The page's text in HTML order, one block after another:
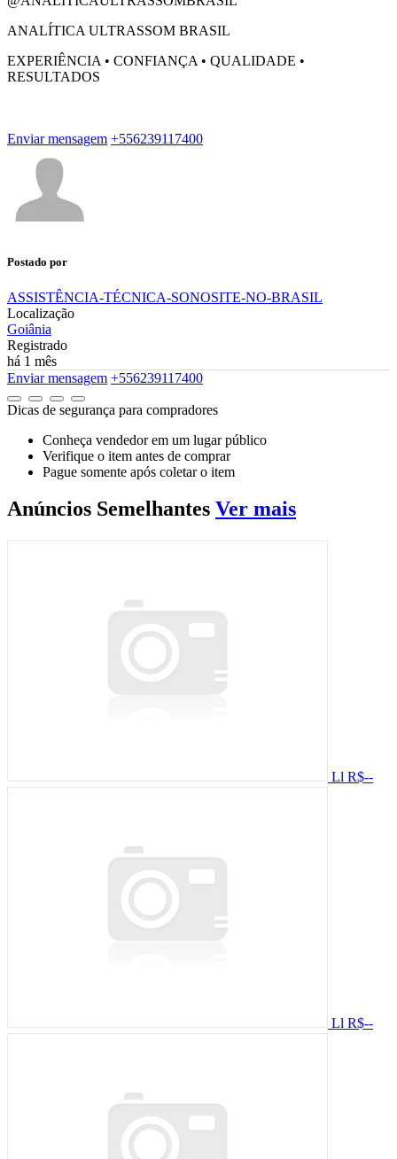
ANALÍTICA ULTRASSOM BRASIL
EXPERIÊNCIA • CONFIANÇA • QUALIDADE •
RESULTADOS
Enviar mensagem +556239117400
Postado por
ASSISTÊNCIA-TÉCNICA-SONOSITE-NO-BRASIL
Localização
Goiânia
Registrado
há 1 mês
Enviar mensagem +556239117400
Dicas de segurança para compradores
Conheça vendedor em um lugar público
Verifique o item antes de comprar
Pague somente após coletar o item
Anúncios Semelhantes Ver mais
Ll R$--
Ll R$--